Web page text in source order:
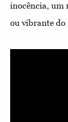
inocência, um
ou vibrante